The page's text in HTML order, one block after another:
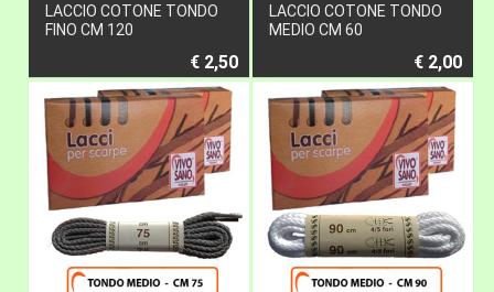
LACCIO COTONE TONDO
FINO CM 120
€ 2,50
LACCIO COTONE TONDO
MEDIO CM 60
€ 2,00